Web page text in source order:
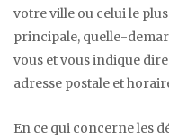
votre ville ou celui le
principale, quelle-
vous et vous indique
adresse postale et
En ce qui concerne les